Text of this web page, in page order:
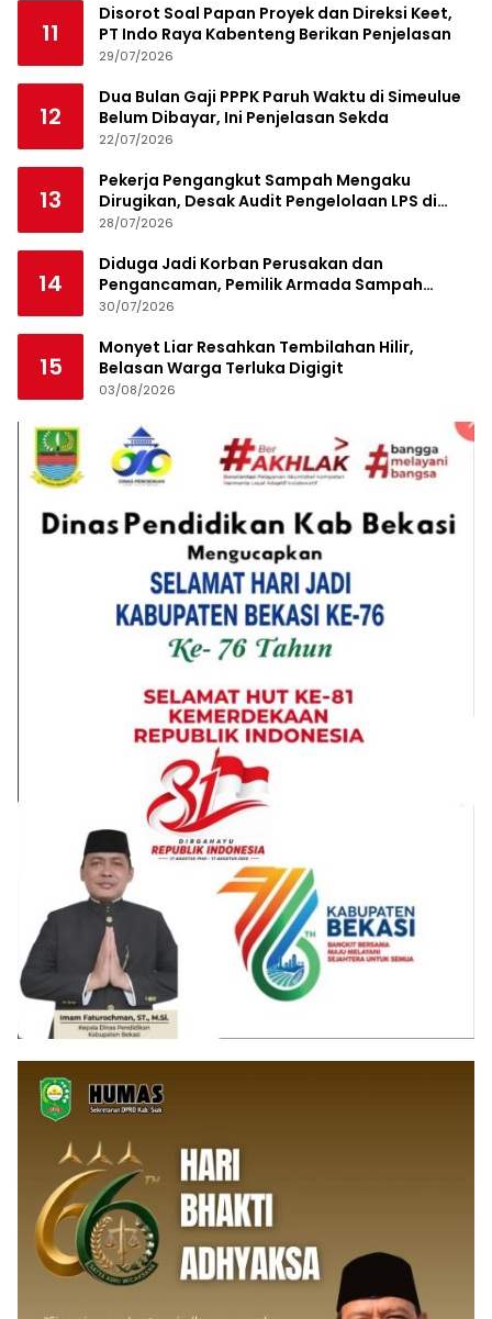
11
Disorot Soal Papan Proyek dan Direksi Keet,
PT Indo Raya Kabenteng Berikan Penjelasan
29/07/2026
12
Dua Bulan Gaji PPPK Paruh Waktu di Simeulue
Belum Dibayar, Ini Penjelasan Sekda
22/07/2026
13
Pekerja Pengangkut Sampah Mengaku
Dirugikan, Desak Audit Pengelolaan LPS di
Pekanbaru
28/07/2026
14
Diduga Jadi Korban Perusakan dan
Pengancaman, Pemilik Armada Sampah
Siapkan Laporan Polisi
30/07/2026
15
Monyet Liar Resahkan Tembilahan Hilir,
Belasan Warga Terluka Digigit
03/08/2026